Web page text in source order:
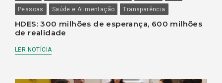
Pessoas
Saúde e Alimentação Transparência
HDES: 300 milhões de esperança, 600 milhões
de realidade
LER NOTÍCIA